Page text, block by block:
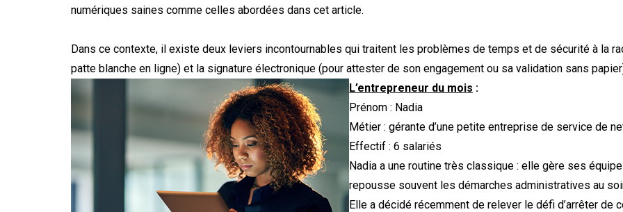
numériques saines comme celles abordées dans cet article.
Dans ce contexte, il existe deux leviers incontournables qui traitent les problèmes de temps et de sécurité à la
patte blanche en ligne) et la signature électronique (pour attester de son engagement ou sa validation sans
L’entrepreneur du mois :
Prénom : Nadia
Métier : gérante d’une petite entreprise de service de
Effectif : 6 salariés
Nadia a une routine très classique : elle gère ses
repousse souvent les démarches administratives au
Elle a décidé récemment de relever le défi d’arrêter de